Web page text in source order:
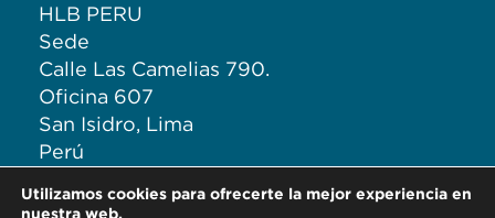
HLB PERU
Sede
Calle Las Camelias 790.
Oficina 607
San Isidro, Lima
Perú
T: (+511) 222 0292
Utilizamos cookies para ofrecerte la mejor experiencia en
nuestra web.